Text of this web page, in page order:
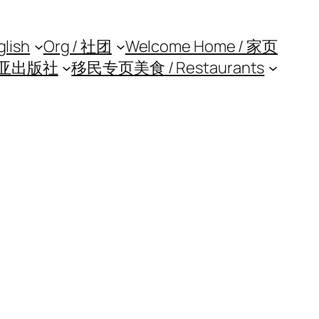
Org / 社团
Welcome Home / 家页
出版社 移民专页美食 / Restaurants